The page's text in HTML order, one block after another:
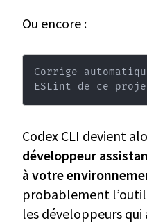
Ou encore :
Corrige
ESLint de ce
Codex CLI devient
développeur
à votre
probablement
les développeurs